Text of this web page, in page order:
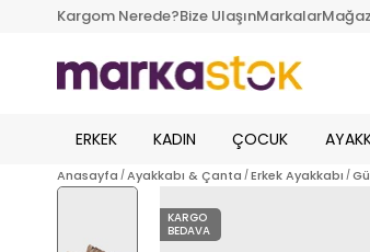
Kargom Nerede?Bize UlaşınMarkalar
ERKEK KADIN ÇOCUK
Anasayfa Ayakkabı & Çanta Erkek Ayakkabı
KARGO
BEDAVA